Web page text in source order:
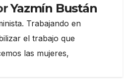
Yazmín Bustán
Trabajando en
el trabajo que
las mujeres,